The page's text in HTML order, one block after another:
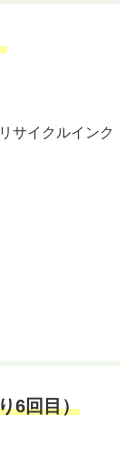
サイクルインク
6回目）